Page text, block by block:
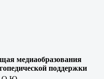
медиаобразования
поддержки